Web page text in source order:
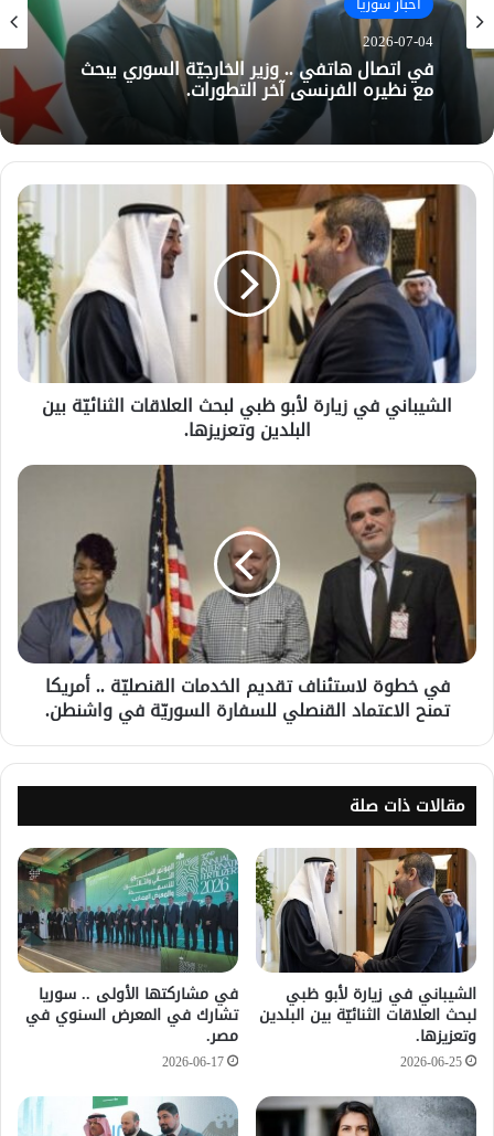
أخبار سوريا
2026-07-04
في اتصال هاتفي .. وزير الخارجيّة السوري يبحث
مع نظيره الفرنسي آخر التطورات.
أخبار سوريا
2026-07-01
الرئيس الشرع يستقبل وفد من شركة زين
للاتصالات في القصر الرئاسي.
الشيباني في زيارة لأبو ظبي لبحث العلاقات الثنائيّة بين
البلدين وتعزيزها.
في خطوة لاستئناف تقديم الخدمات القنصليّة .. أمريكا
تمنح الاعتماد القنصلي للسفارة السوريّة في واشنطن.
مقالات ذات صلة
الشيباني في زيارة لأبو ظبي
لبحث العلاقات الثنائيّة بين البلدين
وتعزيزها.
2026-06-25
في مشاركتها الأولى .. سوريا
تشارك في المعرض السنوي في
مصر.
2026-06-17